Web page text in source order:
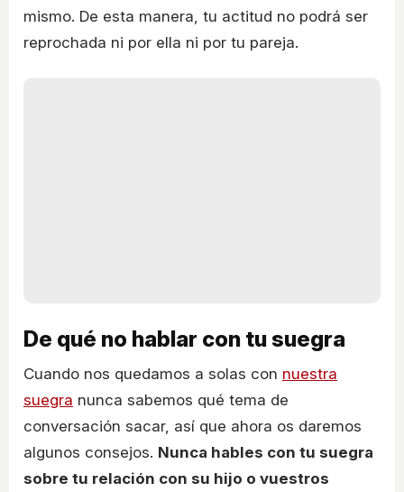
mismo. De esta manera, tu actitud no podrá ser
reprochada ni por ella ni por tu pareja.
De qué no hablar con tu suegra
Cuando nos quedamos a solas con nuestra
suegra nunca sabemos qué tema de
conversación sacar, así que ahora os daremos
algunos consejos. Nunca hables con tu suegra
sobre tu relación con su hijo o vuestros